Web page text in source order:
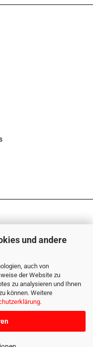
und andere
auch von
der Website zu
zu analysieren und Ihnen
können. Weitere
.